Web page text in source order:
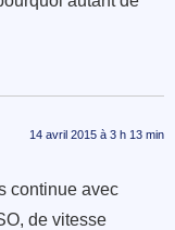
14 avril 2015 à 3 h 13 min
continue avec
de vitesse